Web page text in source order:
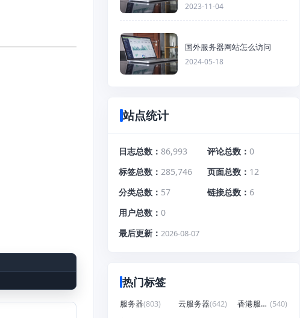
2023-11-04
国外服务器网站怎么访问
2024-05-18
站点统计
日志总数 86,993 评论总数
0
标签总数
285,746 页面总数
12
分类总数
57 链接总数
6
用户总数
0
最后更新
2026-08-07
热门标签
服务器(803) 云服务器(642) 香港服务器 (540)